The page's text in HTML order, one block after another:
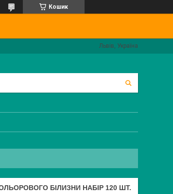
Кошик
Львів, Україна
БІЛИЗНИ НАБІР 120 ШТ.